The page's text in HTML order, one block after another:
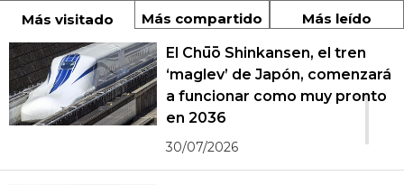
Más visitado Más compartido Más leído
1
El Chūō Shinkansen, el tren
‘maglev’ de Japón, comenzará
a funcionar como muy pronto
en 2036
30/07/2026